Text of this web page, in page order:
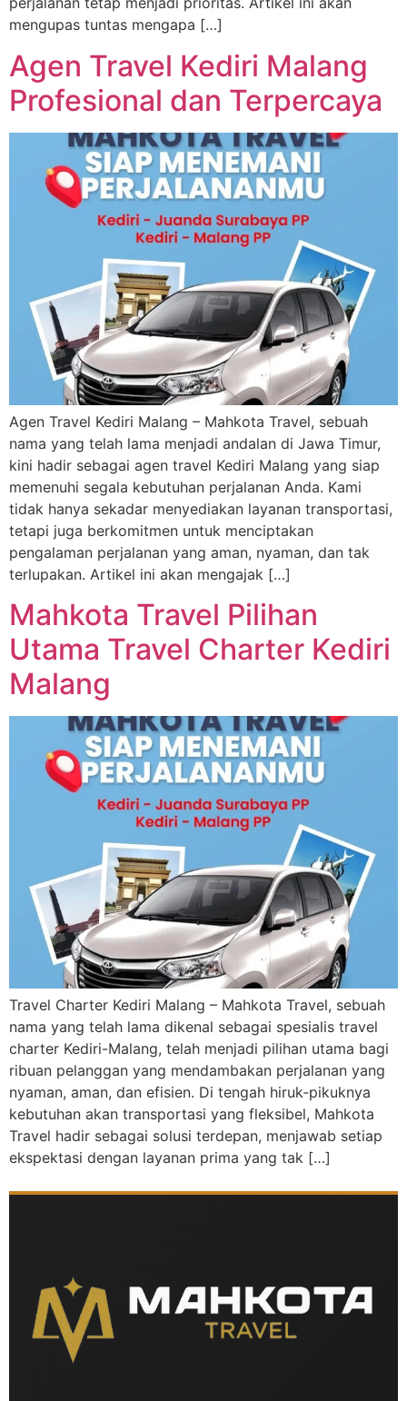
mengupas tuntas mengapa […]
Agen Travel Kediri Malang
Profesional dan Terpercaya
Agen Travel Kediri Malang – Mahkota Travel, sebuah
nama yang telah lama menjadi andalan di Jawa Timur,
kini hadir sebagai agen travel Kediri Malang yang siap
memenuhi segala kebutuhan perjalanan Anda. Kami
tidak hanya sekadar menyediakan layanan transportasi,
tetapi juga berkomitmen untuk menciptakan
pengalaman perjalanan yang aman, nyaman, dan tak
terlupakan. Artikel ini akan mengajak […]
Mahkota Travel Pilihan
Utama Travel Charter Kediri
Malang
Travel Charter Kediri Malang – Mahkota Travel, sebuah
nama yang telah lama dikenal sebagai spesialis travel
charter Kediri-Malang, telah menjadi pilihan utama bagi
ribuan pelanggan yang mendambakan perjalanan yang
nyaman, aman, dan efisien. Di tengah hiruk-pikuknya
kebutuhan akan transportasi yang fleksibel, Mahkota
Travel hadir sebagai solusi terdepan, menjawab setiap
ekspektasi dengan layanan prima yang tak […]